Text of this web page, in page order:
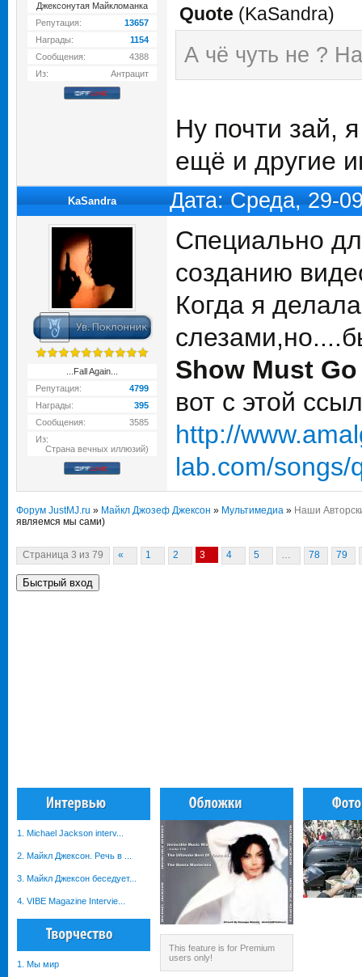
Джексонутая Майкломанка
Репутация:
13657
Награды:
1154
Сообщения:
4388
Из:
Антрацит
Quote (KaSandra)
А чё чуть не ?
Ну почти зай,
ещё и другие
KaSandra Дата: Среда, 29-
...Fall Again...
Репутация:
4799
Награды:
395
Сообщения:
3585
Из:
Страна вечных иллюзий)
Специально
созданию
Когда я
Show Must
вот с этой
http://
lab.com/songs/
Форум JustMJ.ru » Майкл Джозеф Джексон » Мультимедиа » Наши
являемся мы сами)
Страница 3 из 79 « 1 2 3 4 5 … 78 79
1. Michael Jackson interv...
2. Майкл Джексон. Речь в ...
3. Майкл Джексон беседует...
4. VIBE Magazine Intervie...
1. Мы мир
This feature is for Premium
users only!